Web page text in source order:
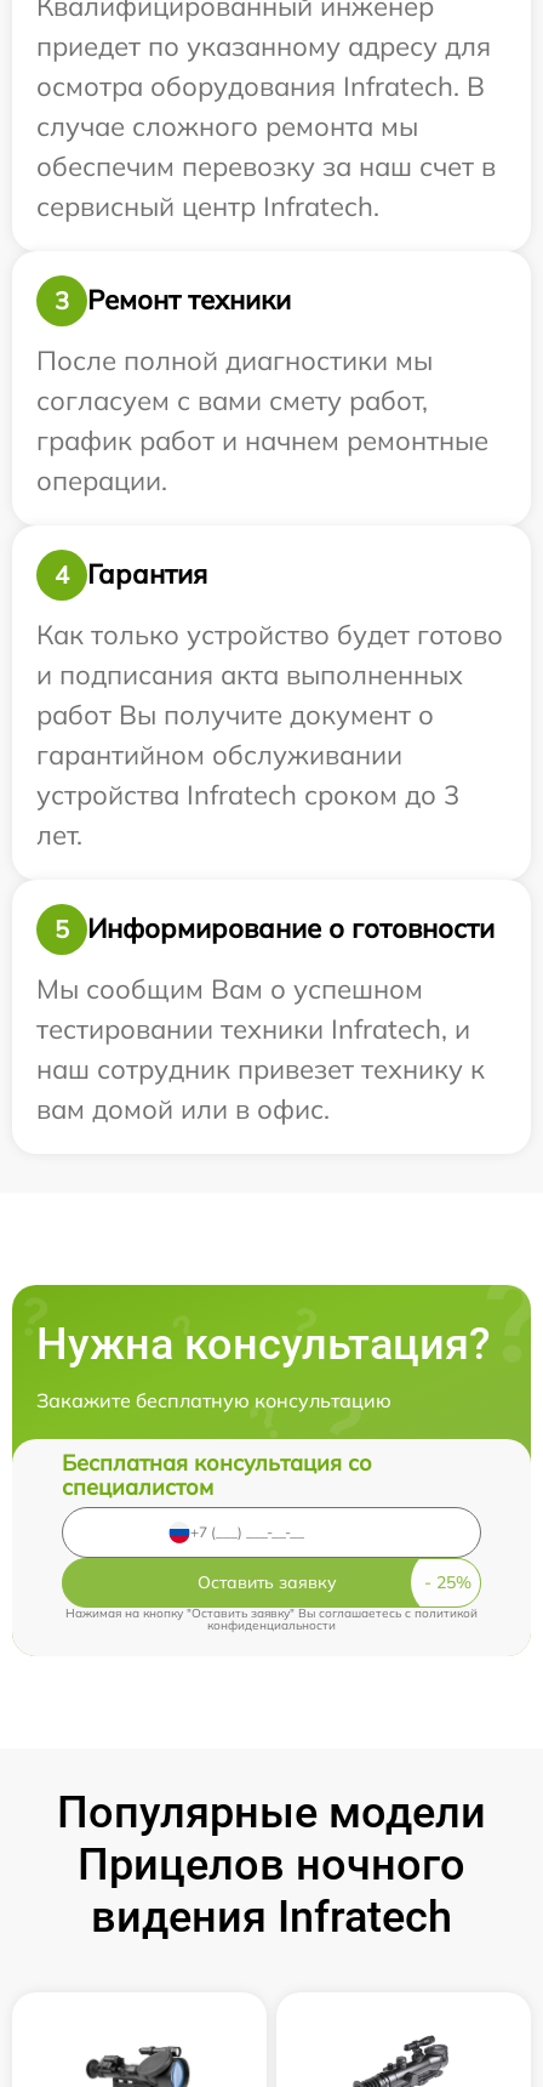
приедет по указанному адресу для
осмотра оборудования Infratech. В
случае сложного ремонта мы
обеспечим перевозку за наш счет в
сервисный центр Infratech.
3
Ремонт техники
После полной диагностики мы
согласуем с вами смету работ,
график работ и начнем ремонтные
операции.
4
Гарантия
Как только устройство будет готово
и подписания акта выполненных
работ Вы получите документ о
гарантийном обслуживании
устройства Infratech сроком до 3
лет.
5
Информирование о готовности
Мы сообщим Вам о успешном
тестировании техники Infratech, и
наш сотрудник привезет технику к
вам домой или в офис.
Нужна консультация?
Закажите бесплатную консультацию
Бесплатная консультация со
специалистом
Оставить заявку
Нажимая на кнопку "Оставить заявку" Вы соглашаетесь cполитикой
конфиденциальности
Популярные модели
Прицелов ночного
видения Infratech